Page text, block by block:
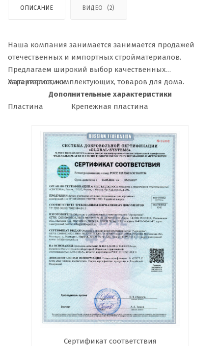
ОПИСАНИЕ ВИДЕО (2)
Наша компания занимается занимается продажей
отечественных и импортных стройматериалов.
Предлагаем широкий выбор качественных
материалов, комплектующих, товаров для дома.
Характеристики
Дополнительные характеристики
Пластина
Крепежная пластина
Сертификат соответствия